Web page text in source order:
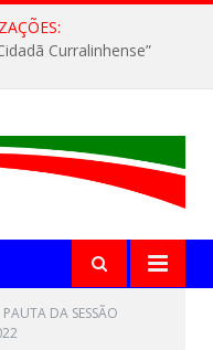
Curralinhense”
PAUTA DA SESSÃO